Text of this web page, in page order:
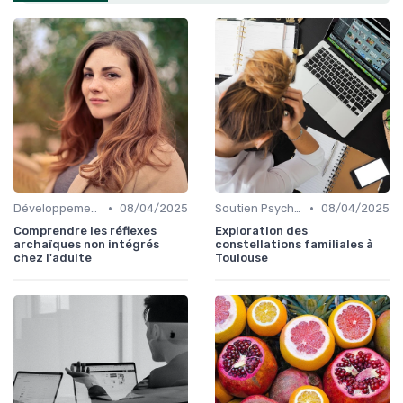
Développement Personnel • 08/04/2025
Comprendre les réflexes
archaïques non intégrés
chez l'adulte
Soutien Psychologique et Thérapies • 08/04/2025
Exploration des
constellations familiales à
Toulouse